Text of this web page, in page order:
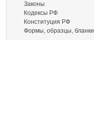
Законы
Кодексы РФ
Конституция РФ
Формы, образцы, бланки